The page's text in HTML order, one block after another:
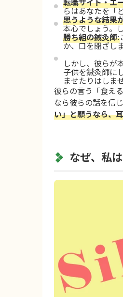
らはあなたを「
思うような結果
本心でしょう。
勝ち組の鍼灸師:
か、口を閉ざし
しかし、彼らが
子供を鍼灸師に
ませたりはしま
彼らの言う「食え
なら彼らの話を信
い」と願うなら、
なぜ、私